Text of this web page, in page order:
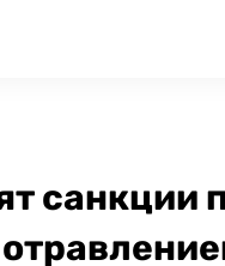
санкции